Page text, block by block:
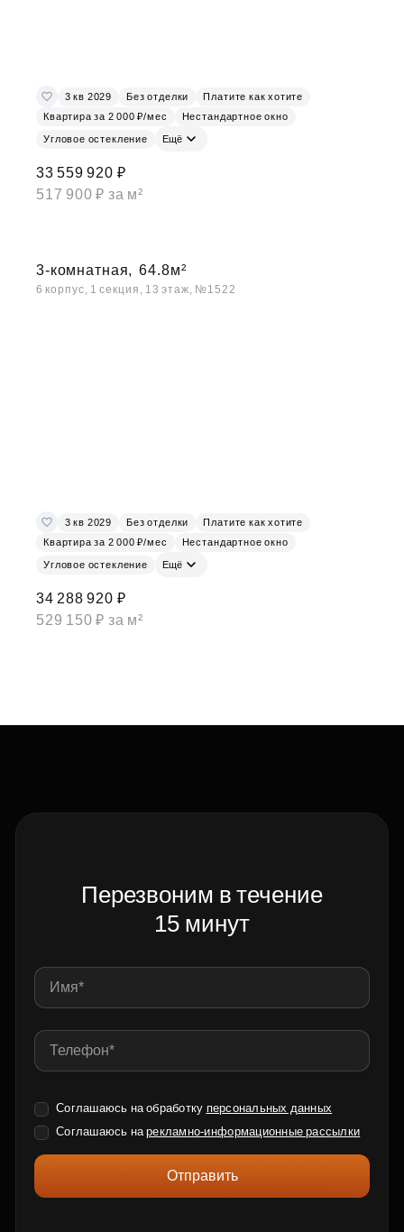
3 кв 2029 Без отделки
Платите как хотите
Квартира за 2 000 ₽/мес
Нестандартное окно
Угловое остекление Ещё
33 559 920 ₽
517 900 ₽ за м²
3-комнатная, 64.8м²
6 корпус, 1 секция, 13 этаж, №1522
3 кв 2029 Без отделки
Платите как хотите
Квартира за 2 000 ₽/мес
Нестандартное окно
Угловое остекление Ещё
34 288 920 ₽
529 150 ₽ за м²
Перезвоним в течение
15 минут
Соглашаюсь на обработку персональных данных
Соглашаюсь нарекламно-информационные рассылки
Отправить